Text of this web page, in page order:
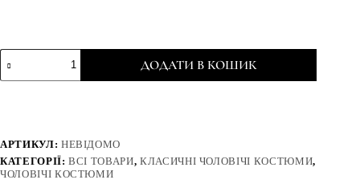
ДОДАТИ В КОШИК
АРТИКУЛ: НЕВІДОМО
КАТЕГОРІЇ:ВСІ ТОВАРИ, КЛАСИЧНІ ЧОЛОВІЧІ КОСТЮМИ,
ЧОЛОВІЧІ КОСТЮМИ